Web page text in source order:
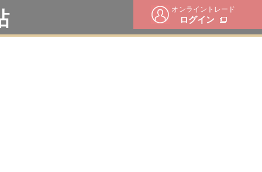
オンライントレード
ログイン